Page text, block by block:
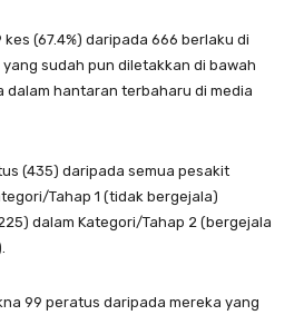
(67.4%) daripada 666 berlaku di
sudah pun diletakkan di bawah
dalam hantaran terbaharu di media
(435) daripada semua pesakit
Tahap 1 (tidak bergejala)
dalam Kategori/Tahap 2 (bergejala
99 peratus daripada mereka yang